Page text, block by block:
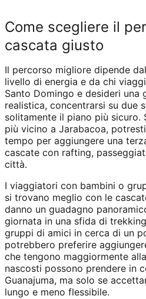
Come scegliere il
cascata giusto
Il percorso migliore dipende
livello di energia e da chi
Santo Domingo e desideri una
realistica, concentrarsi su due
solitamente il piano più sicuro.
più vicino a Jarabacoa,
tempo per aggiungere una
cascate con rafting,
città.
I viaggiatori con bambini o
si trovano meglio con le
danno un guadagno
giornata in una sfida di
gruppi di amici in cerca di un
potrebbero preferire
che tengono maggiormente
nascosti possono prendere in
Guanajuma, ma solo se
lungo e meno flessibile.